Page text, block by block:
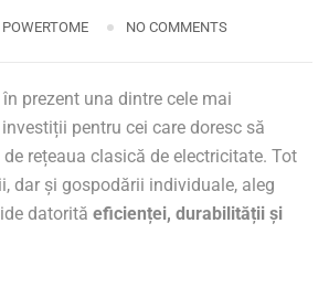
POWERTOME NO COMMENTS
prezent una dintre cele mai
pentru cei care doresc să
rețeaua clasică de electricitate. Tot
dar și gospodării individuale, aleg
datorită eficienței, durabilității și